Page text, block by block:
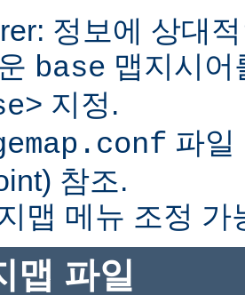
정보에 상대
base 맵지시어
지정.
파일
참조.
맵 메뉴 조정 가
맵 파일